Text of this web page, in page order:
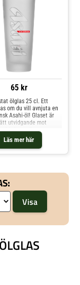
65 kr
Läs mer här
ölglas 25 cl. Ett
om du vill avnjuta en
Asahi-öl! Glaset är
utvidgande mot
logga ligger
ena sidan på glaset
sidan återfinns en
längs den nedre